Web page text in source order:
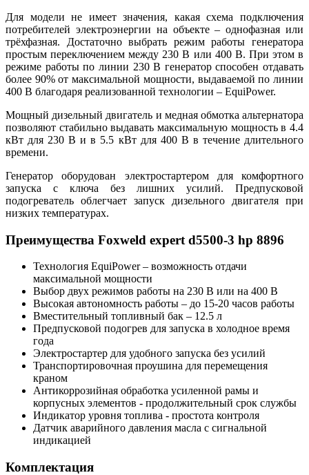
Для модели не имеет значения, какая схема подключения
потребителей электроэнергии на объекте – однофазная или
трёхфазная. Достаточно выбрать режим работы генератора
простым переключением между 230 В или 400 В. При этом в
режиме работы по линии 230 В генератор способен отдавать
более 90% от максимальной мощности, выдаваемой по линии
400 В благодаря реализованной технологии – EquiPower.
Мощный дизельный двигатель и медная обмотка альтернатора
позволяют стабильно выдавать максимальную мощность в 4.4
кВт для 230 В и в 5.5 кВт для 400 В в течение длительного
времени.
Генератор оборудован электростартером для комфортного
запуска с ключа без лишних усилий. Предпусковой
подогреватель облегчает запуск дизельного двигателя при
низких температурах.
Преимущества Foxweld expert d5500-3 hp 8896
Технология EquiPower – возможность отдачи
максимальной мощности
Выбор двух режимов работы на 230 В или на 400 В
Высокая автономность работы – до 15-20 часов работы
Вместительный топливный бак – 12.5 л
Предпусковой подогрев для запуска в холодное время
года
Электростартер для удобного запуска без усилий
Транспортировочная проушина для перемещения
краном
Антикоррозийная обработка усиленной рамы и
корпусных элементов - продолжительный срок службы
Индикатор уровня топлива - простота контроля
Датчик аварийного давления масла с сигнальной
индикацией
Комплектация